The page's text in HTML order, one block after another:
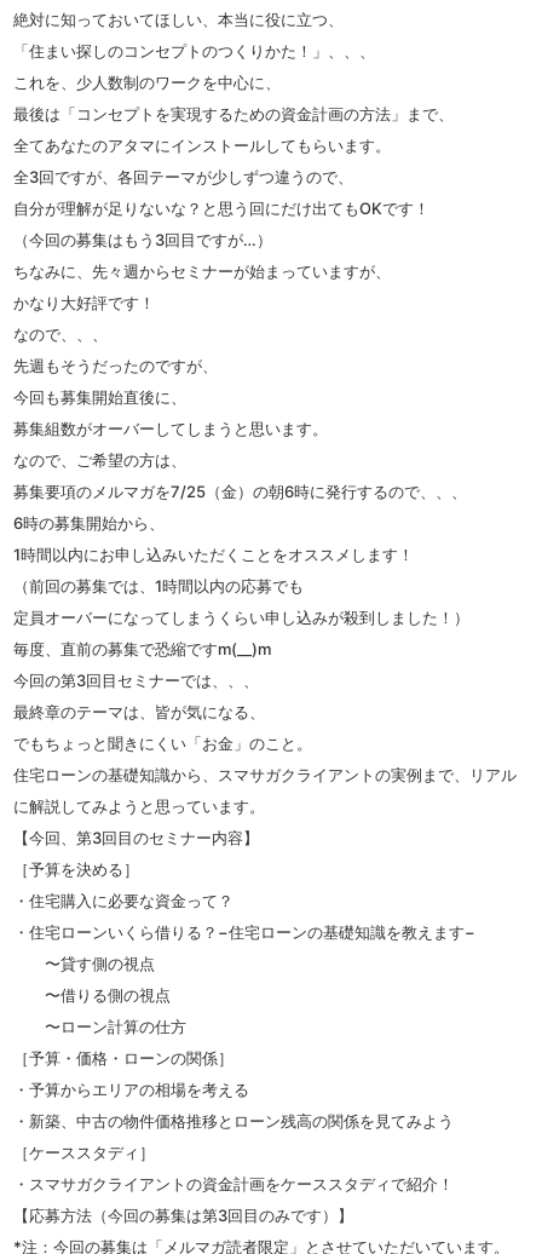
絶対に知っておいてほしい、本当に役に立つ、
「住まい探しのコンセプトのつくりかた！」、、、
これを、少人数制のワークを中心に、
最後は「コンセプトを実現するための資金計画の方法」まで、
全てあなたのアタマにインストールしてもらいます。
全3回ですが、各回テーマが少しずつ違うので、
自分が理解が足りないな？と思う回にだけ出てもOKです！
（今回の募集はもう3回目ですが…）
ちなみに、先々週からセミナーが始まっていますが、
かなり大好評です！
なので、、、
先週もそうだったのですが、
今回も募集開始直後に、
募集組数がオーバーしてしまうと思います。
なので、ご希望の方は、
募集要項のメルマガを7/25（金）の朝6時に発行するので、、、
6時の募集開始から、
1時間以内にお申し込みいただくことをオススメします！
（前回の募集では、1時間以内の応募でも
定員オーバーになってしまうくらい申し込みが殺到しました！）
毎度、直前の募集で恐縮ですm(__)m
今回の第3回目セミナーでは、、、
最終章のテーマは、皆が気になる、
でもちょっと聞きにくい「お金」のこと。
住宅ローンの基礎知識から、スマサガクライアントの実例まで、リアル
に解説してみようと思っています。
【今回、第3回目のセミナー内容】
［予算を決める］
・住宅購入に必要な資金って？
・住宅ローンいくら借りる？−住宅ローンの基礎知識を教えます−
〜貸す側の視点
〜借りる側の視点
〜ローン計算の仕方
［予算・価格・ローンの関係］
・予算からエリアの相場を考える
・新築、中古の物件価格推移とローン残高の関係を見てみよう
［ケーススタディ］
・スマサガクライアントの資金計画をケーススタディで紹介！
【応募方法（今回の募集は第3回目のみです）】
*注：今回の募集は「メルマガ読者限定」とさせていただいています。